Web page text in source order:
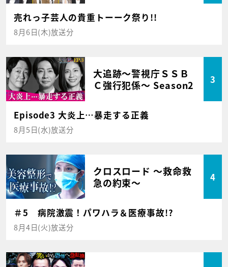
売れっ子芸人の貴重トーーク祭り!!
8月6日(木)放送分
大追跡～警視庁ＳＳＢ
Ｃ強行犯係～ Season2
3
Episode3 大炎上…暴走する正義
8月5日(水)放送分
クロスロード ～救命救
急の約束～
4
＃5 病院激震！パワハラ＆医療事故!?
8月4日(火)放送分